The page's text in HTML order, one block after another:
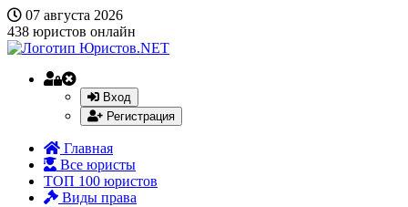
07 августа 2026
438 юристов онлайн
Вход
Регистрация
Главная
Все юристы
ТОП 100 юристов
Виды права